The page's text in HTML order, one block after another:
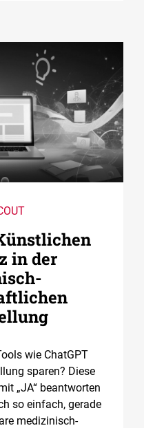
in der
wie ChatGPT
sparen? Diese
„JA“ beantworten
so einfach, gerade
medizinisch-